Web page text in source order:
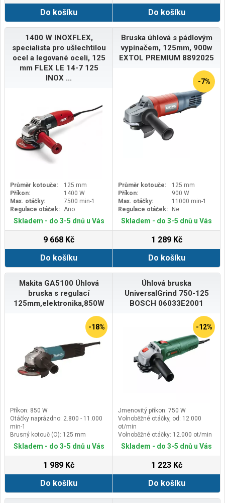
Do košíku
Do košíku
1400 W INOXFLEX,
specialista pro ušlechtilou
ocel a legované oceli, 125
mm FLEX LE 14-7 125
INOX ...
Průměr kotouče:
125 mm
Příkon:
1400 W
Max. otáčky:
7500 min-1
Regulace otáček: Ano
Skladem - do 3-5 dnů u Vás
9 668 Kč
Do košíku
Bruska úhlová s pádlovým
vypínačem, 125mm, 900w
EXTOL PREMIUM 8892025
-7%
Průměr kotouče:
125 mm
Příkon:
900 W
Max. otáčky:
11000 min-1
Regulace otáček:
Ne
Skladem - do 3-5 dnů u Vás
1 289 Kč
Do košíku
Makita GA5100 Úhlová
bruska s regulací
125mm,elektronika,850W
-18%
Příkon: 850 W
Otáčky naprázdno: 2.800 - 11.000
min-1
Brusný kotouč (O): 125 mm
Velikost vřetene: M14 x 2
Skladem - do 3-5 dnů u Vás
1 989 Kč
Do košíku
Úhlová bruska
UniversalGrind 750-125
BOSCH 06033E2001
-12%
Jmenovitý příkon: 750 W
Volnoběžné otáčky, od: 12.000
ot/min
Volnoběžné otáčky: 12.000 ot/min
Aretace vřetena: ano
Skladem - do 3-5 dnů u Vás
1 223 Kč
Do košíku